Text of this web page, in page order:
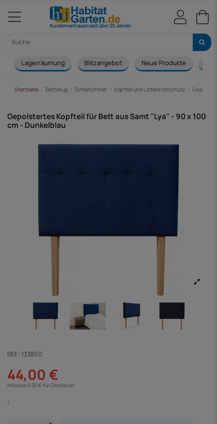
Lagerräumung Blitzangebot Neue Produkte
Startseite Bettzeug Schlafzimmer Kopfteil und Lattenrostschutz
Gepolstertes Kopfteil für Bett aus Samt "Lya" - 90 x 100
cm - Dunkelblau
REF: 133850
44,00 €
Inklusive 0,00 € für Ökosteuer
: